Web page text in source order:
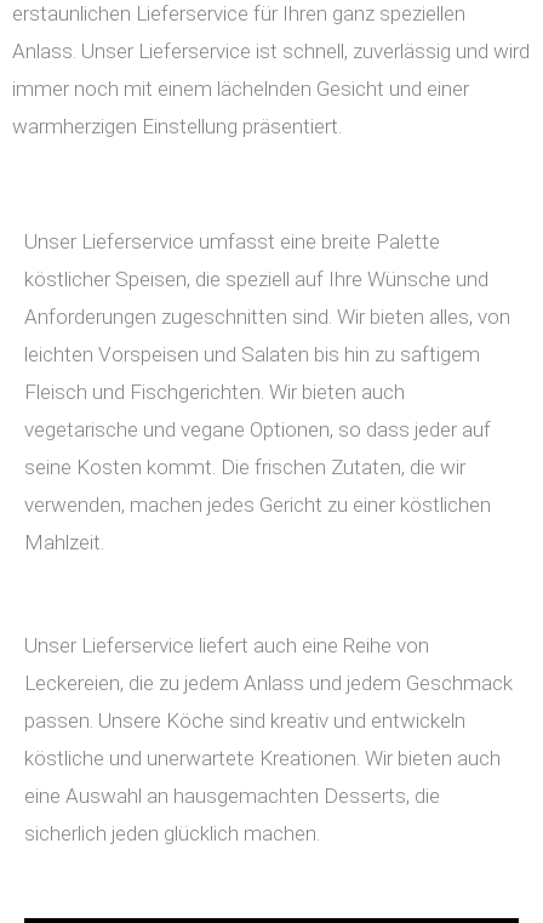
erstaunlichen Lieferservice für Ihren ganz speziellen
Anlass. Unser Lieferservice ist schnell, zuverlässig und wird
immer noch mit einem lächelnden Gesicht und einer
warmherzigen Einstellung präsentiert.
Unser Lieferservice umfasst eine breite Palette
köstlicher Speisen, die speziell auf Ihre Wünsche und
Anforderungen zugeschnitten sind. Wir bieten alles, von
leichten Vorspeisen und Salaten bis hin zu saftigem
Fleisch und Fischgerichten. Wir bieten auch
vegetarische und vegane Optionen, so dass jeder auf
seine Kosten kommt. Die frischen Zutaten, die wir
verwenden, machen jedes Gericht zu einer köstlichen
Mahlzeit.
Unser Lieferservice liefert auch eine Reihe von
Leckereien, die zu jedem Anlass und jedem Geschmack
passen. Unsere Köche sind kreativ und entwickeln
köstliche und unerwartete Kreationen. Wir bieten auch
eine Auswahl an hausgemachten Desserts, die
sicherlich jeden glücklich machen.